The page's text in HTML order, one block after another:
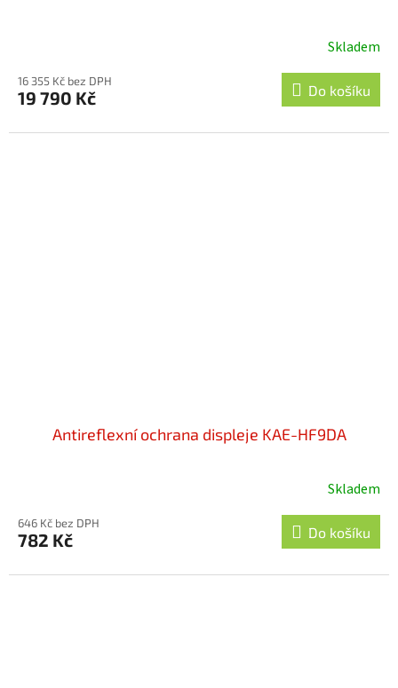
produktu
je
4,3
Skladem
16 355 Kč bez DPH
19 790 Kč Do košíku
Antireflexní ochrana displeje KAE-HF9DA
Skladem
646 Kč bez DPH
782 Kč Do košíku